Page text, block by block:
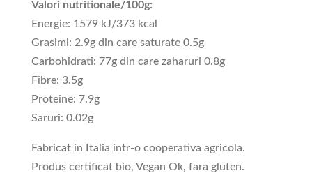
Valori nutritionale/100g:
Energie: 1579 kJ/373 kcal
Grasimi: 2.9g din care saturate 0.5g
Carbohidrati: 77g din care zaharuri 0.8g
Fibre: 3.5g
Proteine: 7.9g
Saruri: 0.02g
Fabricat in Italia intr-o cooperativa agricola.
Produs certificat bio, Vegan Ok, fara gluten.